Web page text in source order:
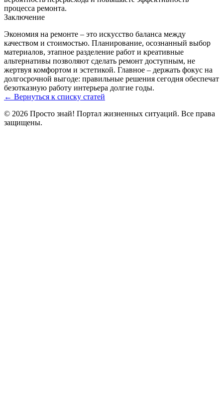
процесса ремонта.
Заключение
Экономия на ремонте – это искусство баланса между
качеством и стоимостью. Планирование, осознанный выбор
материалов, этапное разделение работ и креативные
альтернативы позволяют сделать ремонт доступным, не
жертвуя комфортом и эстетикой. Главное – держать фокус на
долгосрочной выгоде: правильные решения сегодня обеспечат
безотказную работу интерьера долгие годы.
← Вернуться к списку статей
© 2026 Просто знай! Портал жизненных ситуаций. Все права
защищены.